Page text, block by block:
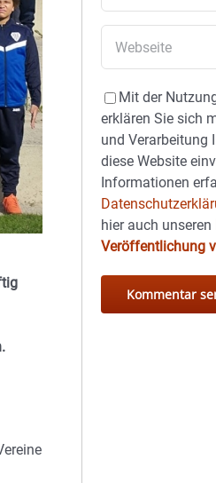
Mit der
erklären Sie sich
und Verarbeitung
diese Website
Informationen
hier auch unseren
Veröffentlichung